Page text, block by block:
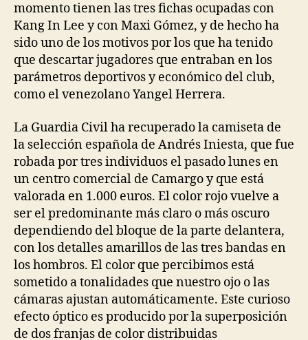
momento tienen las tres fichas ocupadas con
Kang In Lee y con Maxi Gómez, y de hecho ha
sido uno de los motivos por los que ha tenido
que descartar jugadores que entraban en los
parámetros deportivos y económico del club,
como el venezolano Yangel Herrera.
La Guardia Civil ha recuperado la camiseta de
la selección española de Andrés Iniesta, que fue
robada por tres individuos el pasado lunes en
un centro comercial de Camargo y que está
valorada en 1.000 euros. El color rojo vuelve a
ser el predominante más claro o más oscuro
dependiendo del bloque de la parte delantera,
con los detalles amarillos de las tres bandas en
los hombros. El color que percibimos está
sometido a tonalidades que nuestro ojo o las
cámaras ajustan automáticamente. Este curioso
efecto óptico es producido por la superposición
de dos franjas de color distribuidas